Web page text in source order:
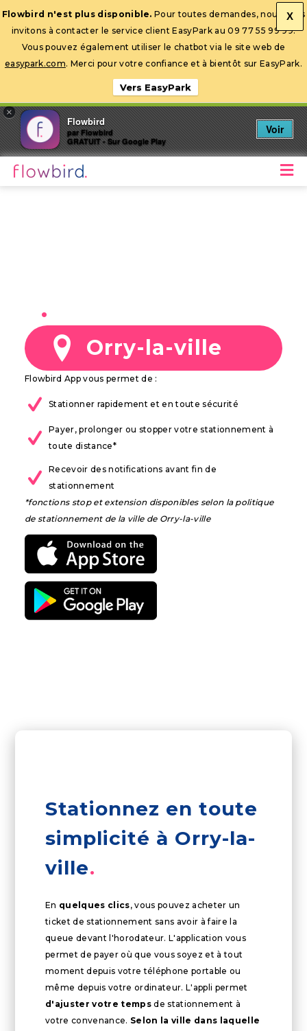
Ouvrir la barre d’outils
X
Flowbird n'est plus disponible. Pour toutes demandes, nous vous
invitons à contacter le service client EasyPark au 09 77 55 99 99.
Vous pouvez également utiliser le chatbot via le site web de
easypark.com. Merci pour votre confiance et à bientôt sur EasyPark.
Vers EasyPark
×
Flowbird
par Flowbird
GRATUIT - Sur Google Play
Voir
Orry-la-ville
Flowbird App vous permet de :
Stationner rapidement et en toute sécurité
Payer, prolonger ou stopper votre stationnement à
toute distance*
Recevoir des notifications avant fin de
stationnement
*fonctions stop et extension disponibles selon la politique
de stationnement de la ville de Orry-la-ville
Stationnez en toute
simplicité à Orry-la-
ville
En quelques clics, vous pouvez acheter un
ticket de stationnement sans avoir à faire la
queue devant l'horodateur. L'application vous
permet de payer où que vous soyez et à tout
moment depuis votre téléphone portable ou
même depuis votre ordinateur. L'appli permet
d'ajuster votre tempsde stationnement à
votre convenance. Selon la ville dans laquelle